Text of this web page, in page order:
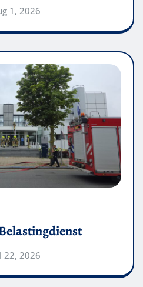
1, 2026
22, 2026